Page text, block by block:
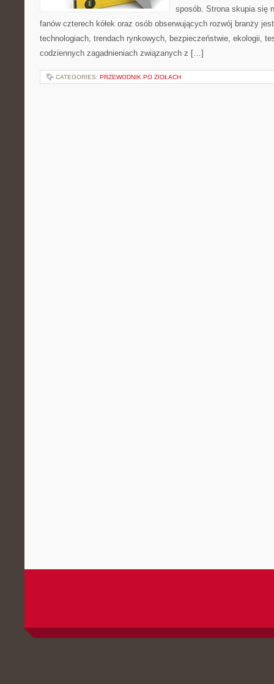
sposób. Strona skupia się
fanów czterech kółek oraz osób obserwujących rozwój branży
technologiach, trendach rynkowych, bezpieczeństwie, ekologii,
codziennych zagadnieniach związanych z […]
CATEGORIES: PRZEWODNIK PO ZIOŁACH